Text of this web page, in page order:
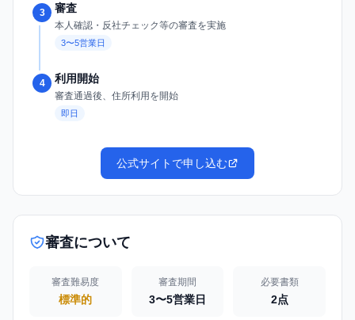
3 審査
本人確認・反社チェック等の審査を実施
3〜5営業日
4 利用開始
審査通過後、住所利用を開始
即日
公式サイトで申し込む
審査について
審査難易度
標準的
審査期間
3〜5営業日
必要書類
2点